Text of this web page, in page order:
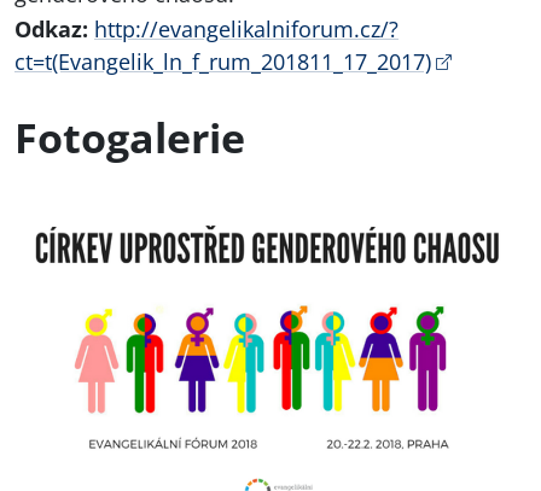
Odkaz: http://evangelikalniforum.cz/?
ct=t(Evangelik_ln_f_rum_201811_17_2017)
Fotogalerie